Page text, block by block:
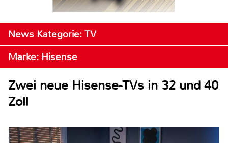
News Kategorie: TV
Marke: Hisense
Zwei neue Hisense-TVs in 32 und 40
Zoll